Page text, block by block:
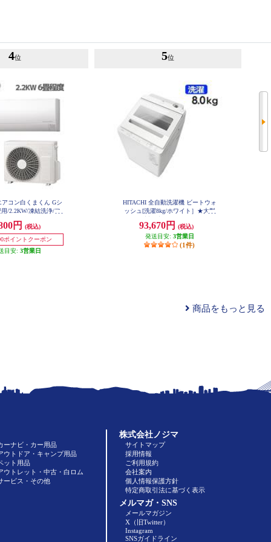
4位
アコン白くまくん Gシ
/2.2KW/凍結洗浄/フ
GR2225S-W-ESET
円
(税込)
ポイントクーポン
目安: 3営業日
5位
HITACHI 全自動洗濯機 ビートウォ
ッシュ[洗濯8kg/ホワイト］★大型
93,670円
(税込)
発送目安: 3営業日
(1件)
商品をもっと見る
ーナビ・カー用品
ウトドア・キャンプ用品
ット用品
ウトレット・中古・白ロム
ービス・その他
株式会社ノジマ
サイトマップ
採用情報
ご利用規約
会社案内
個人情報保護方針
特定商取引法に基づく表示
メルマガ・SNS
メールマガジン
X（旧Twitter）
Instagram
SNSガイドライン